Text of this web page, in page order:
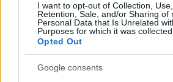
I want to opt-out of Collection, Use,
Retention, Sale, and/or Sharing of
Personal Data that Is Unrelated
Purposes for which it was collected.
Opted Out
Google consents